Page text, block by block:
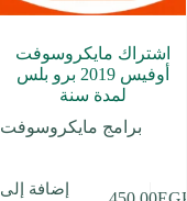
اشتراك مايكروسوفت
أوفيس 2019 برو بلس
لمدة سنة
برامج مايكروسوفت
إضافة إلى